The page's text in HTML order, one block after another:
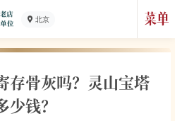
北京
存骨灰吗？灵山宝塔
钱？